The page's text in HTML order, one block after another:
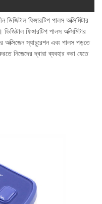
ফিঙ্গারটিপ পালস অক্সিমিটার
ফিঙ্গারটিপ পালস অক্সিমিটার
স্যাচুরেশন এবং পালস পড়তে
নিজেদের দ্বারা ব্যবহার করা যেতে